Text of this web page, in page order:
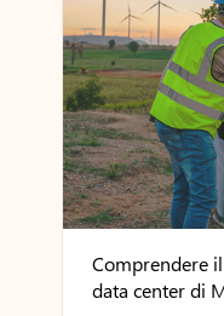
Comprendere
data center di